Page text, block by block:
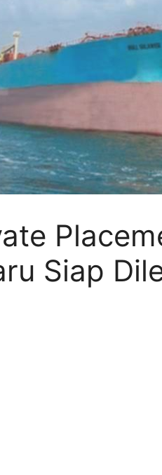
Siap